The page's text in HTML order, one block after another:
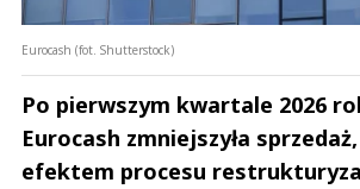
Eurocash (fot. Shutterstock)
Po pierwszym kwartale 2026
Eurocash zmniejszyła
efektem procesu